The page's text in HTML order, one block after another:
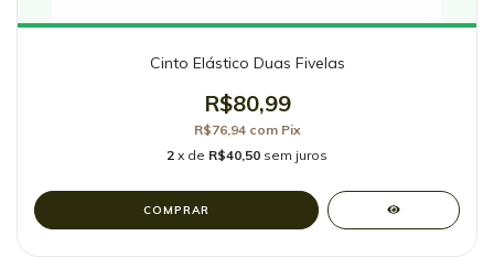
Cinto Elástico Duas Fivelas
R$80,99
R$76,94 com Pix
2 x de R$40,50 sem juros
COMPRAR